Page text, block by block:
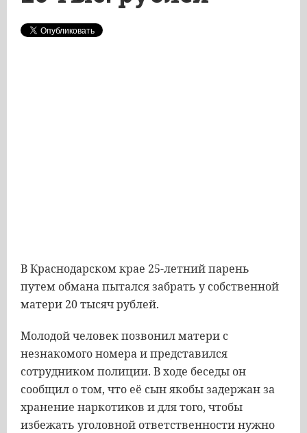
В Краснодарском крае 25-летний парень
путем обмана пытался забрать у собственной
матери 20 тысяч рублей.
Молодой человек позвонил матери с
незнакомого номера и представился
сотрудником полиции. В ходе беседы он
сообщил о том, что её сын якобы задержан за
хранение наркотиков и для того, чтобы
избежать уголовной ответственности нужно